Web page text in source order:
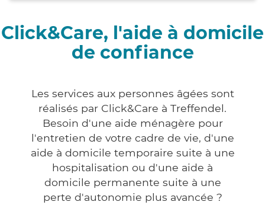
Click&Care, l'aide à domicile
de confiance
Les services aux personnes âgées sont
réalisés par Click&Care à Treffendel.
Besoin d'une aide ménagère pour
l'entretien de votre cadre de vie, d'une
aide à domicile temporaire suite à une
hospitalisation ou d'une aide à
domicile permanente suite à une
perte d'autonomie plus avancée ?